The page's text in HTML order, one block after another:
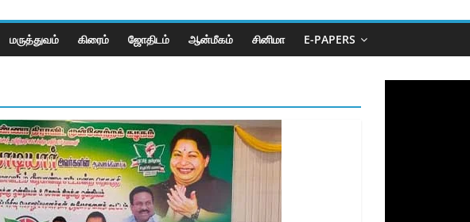
மருத்துவம் கிரைம் ஜோ‌திட‌ம் ஆன்மீகம் சினிமா E-PAPERS